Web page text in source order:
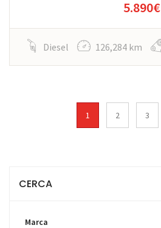
5.890€
Diesel 126,284 km
1 2 3
CERCA
Marca